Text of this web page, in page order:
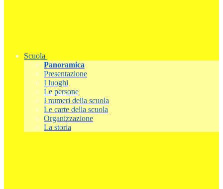
Scuola
Panoramica
Presentazione
I luoghi
Le persone
I numeri della scuola
Le carte della scuola
Organizzazione
La storia